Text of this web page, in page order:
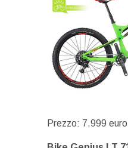
Prezzo: 7.999 euro